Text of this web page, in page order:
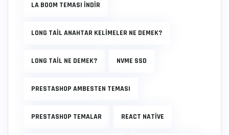
LA BOOM TEMASI INDIR
LONG TAIL ANAHTAR KELIMELER NE DEMEK?
LONG TAIL NE DEMEK? NVME SSD
PRESTASHOP AMBESTEN TEMASI
PRESTASHOP TEMALAR REACT NATIVE